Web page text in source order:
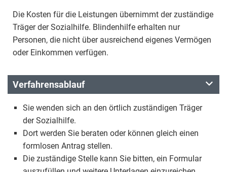
Die Kosten für die Leistungen übernimmt der zuständige
Träger der Sozialhilfe. Blindenhilfe erhalten nur
Personen, die nicht über ausreichend eigenes Vermögen
oder Einkommen verfügen.
Verfahrensablauf
Sie wenden sich an den örtlich zuständigen Träger
der Sozialhilfe.
Dort werden Sie beraten oder können gleich einen
formlosen Antrag stellen.
Die zuständige Stelle kann Sie bitten, ein Formular